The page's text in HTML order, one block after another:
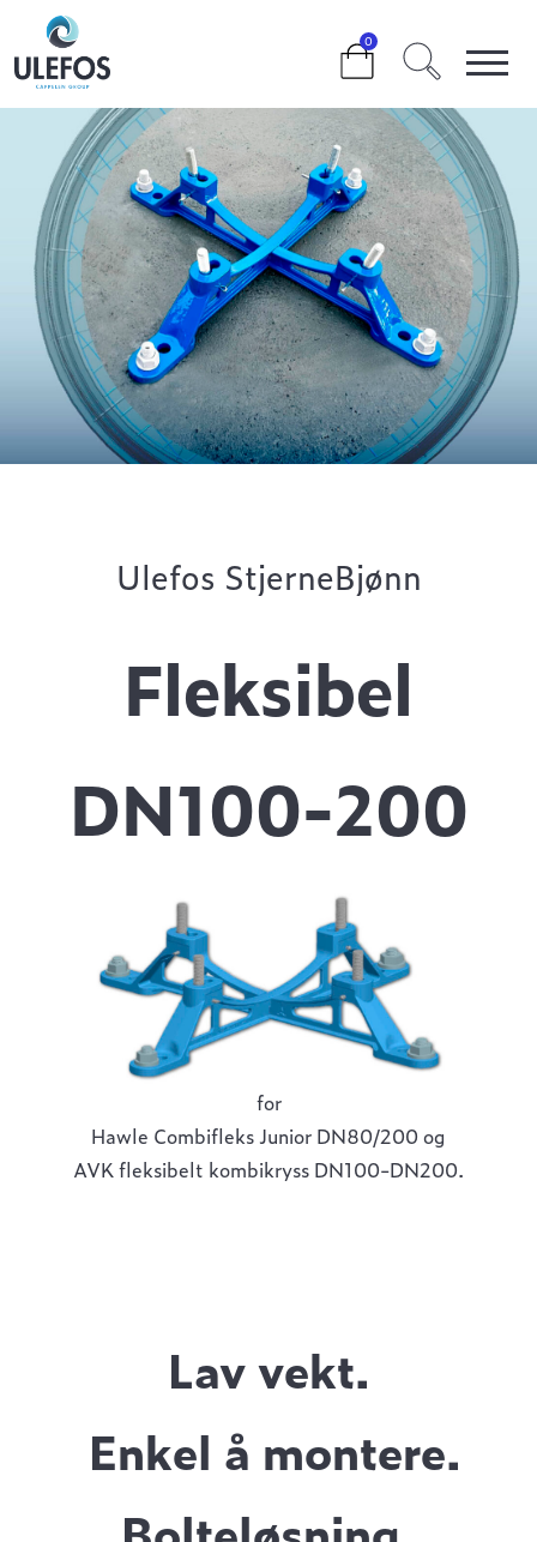
0
> ULEFOS FLEKSIBEL KONSOLL
Ulefos StjerneBjønn
Fleksibel
DN100-200
for
Hawle Combifleks Junior DN80/200 og
AVK fleksibelt kombikryss DN100-DN200.
Lav vekt.
Enkel å montere.